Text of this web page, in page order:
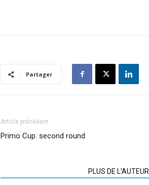
Partager
Article précédent
Primo Cup: second round
PLUS DE L'AUTEUR